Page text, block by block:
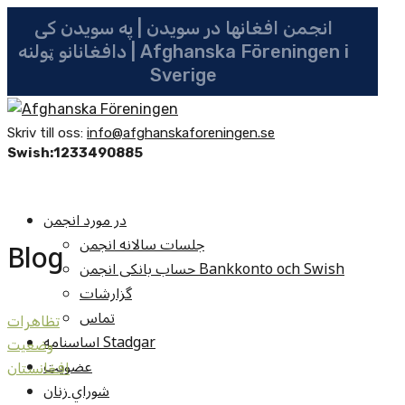
انجمن افغانها در سویدن | په سویدن کی
دافغانانو ټولنه | Afghanska Föreningen i
Sverige
Skriv till oss: info@afghanskaforeningen.se
Swish:1233490885
در مورد انجمن
جلسات سالانه انجمن
حساب بانکی انجمن Bankkonto och Swish
گزارشات
تماس
اساسنامه Stadgar
عضویت
شوراي زنان
Blog
تظاهرات
وضعيت
افغانستان